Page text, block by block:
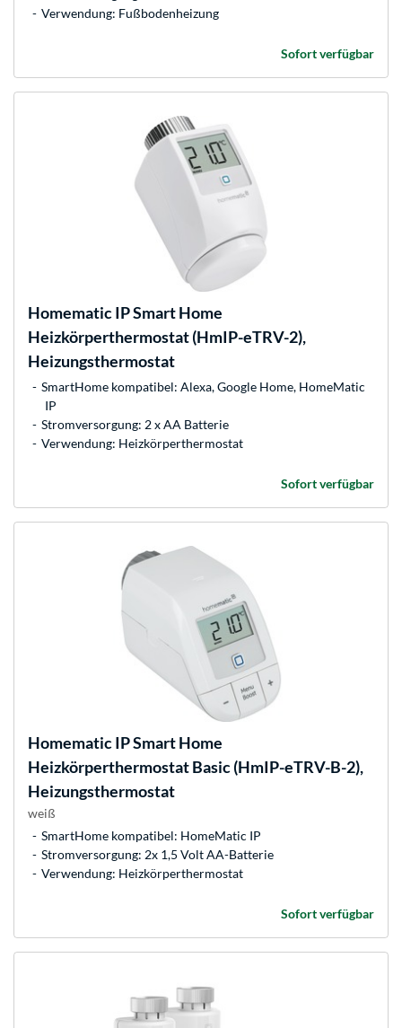
Verwendung: Fußbodenheizung
Sofort verfügbar
Homematic IPSmart Home
Heizkörperthermostat (HmIP-eTRV-2),
Heizungsthermostat
SmartHome kompatibel: Alexa, Google Home, HomeMatic
IP
Stromversorgung: 2 x AA Batterie
Verwendung: Heizkörperthermostat
Sofort verfügbar
Homematic IPSmart Home
Heizkörperthermostat Basic (HmIP-eTRV-B-2),
Heizungsthermostat
weiß
SmartHome kompatibel: HomeMatic IP
Stromversorgung: 2x 1,5 Volt AA-Batterie
Verwendung: Heizkörperthermostat
Sofort verfügbar